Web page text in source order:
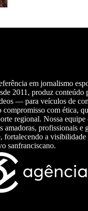
em jornalismo
2011, produz
— para veículos de
compromisso com ética,
regional. Nossa equipe
amadoras, profissionais e
fortalecendo a visibilidade
sanfranciscano.